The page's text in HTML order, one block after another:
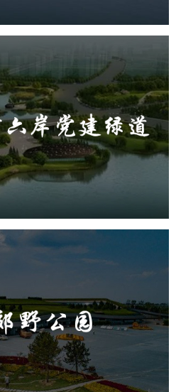
岸党建绿道
智能 智慧公园
智能步道
智能大数据平台
智能 智慧公园
统
智能垃圾桶